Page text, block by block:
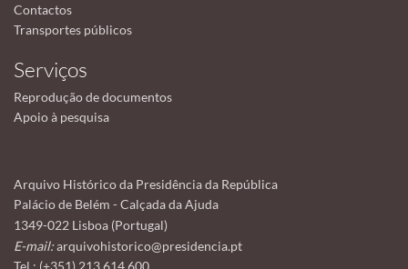
Contactos
Transportes públicos
Serviços
Reprodução de documentos
Apoio à pesquisa
Arquivo Histórico da Presidência da República
Palácio de Belém - Calçada da Ajuda
1349-022 Lisboa (Portugal)
E-mail:arquivohistorico@presidencia.pt